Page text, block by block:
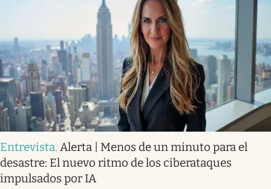
Entrevista. Alerta | Menos de un minuto para el
desastre: El nuevo ritmo de los ciberataques
impulsados por IA